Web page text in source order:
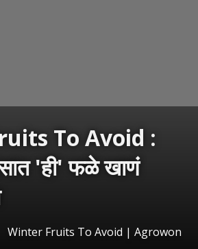
To Avoid :
'ही' फळे खाणं
Winter Fruits To Avoid | Agrowon